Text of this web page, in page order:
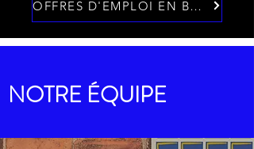
OFFRES D'EMPLOI EN BAS DE PAGE
NOTRE ÉQUIPE